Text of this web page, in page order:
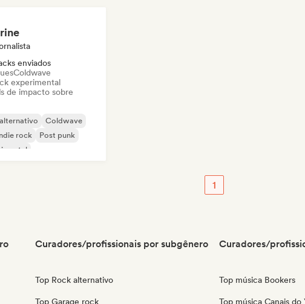
enviados
Coldwave
experimental
de impacto sobre
Coldwave
rock
Post punk
1
Curadores/profissionais por subgênero
Top Rock alternativo
Top Garage rock
Curadores/
Top música Bookers
Top música Canais